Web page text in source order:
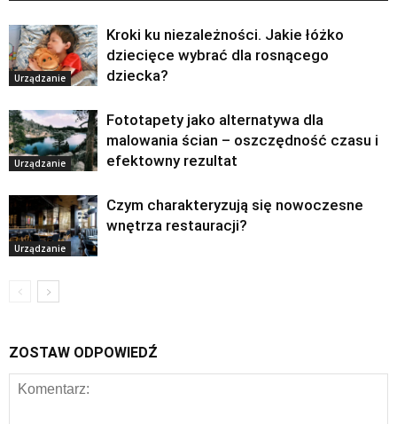
Urządzanie
Kroki ku niezależności. Jakie łóżko
dziecięce wybrać dla rosnącego
dziecka?
Urządzanie
Fototapety jako alternatywa dla
malowania ścian – oszczędność czasu i
efektowny rezultat
Urządzanie
Czym charakteryzują się nowoczesne
wnętrza restauracji?
ZOSTAW ODPOWIEDŹ